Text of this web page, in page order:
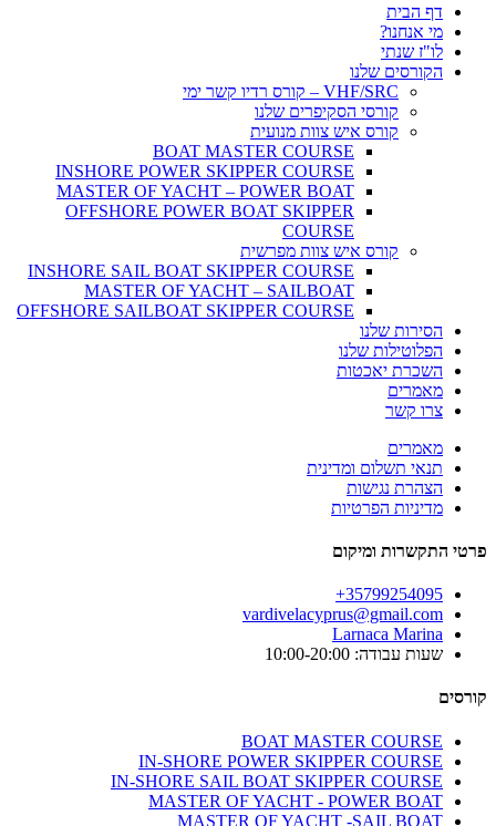
דף הבית
מי אנחנו?
לו"ז שנתי
הקורסים שלנו
VHF/SRC – קורס רדיו קשר ימי
קורסי הסקיפרים שלנו
קורס איש צוות מנועית
BOAT MASTER COURSE
INSHORE POWER SKIPPER COURSE
MASTER OF YACHT – POWER BOAT
OFFSHORE POWER BOAT SKIPPER
COURSE
קורס איש צוות מפרשית
INSHORE SAIL BOAT SKIPPER COURSE
MASTER OF YACHT – SAILBOAT
OFFSHORE SAILBOAT SKIPPER COURSE
הסירות שלנו
הפלוטילות שלנו
השכרת יאכטות
מאמרים
צרו קשר
מאמרים
תנאי תשלום ומדינית
הצהרת נגישות
מדיניות הפרטיות
פרטי התקשרות ומיקום
35799254095+
vardivelacyprus@gmail.com
Larnaca Marina
שעות עבודה: 10:00-20:00
קורסים
BOAT MASTER COURSE
IN-SHORE POWER SKIPPER COURSE
IN-SHORE SAIL BOAT SKIPPER COURSE
MASTER OF YACHT - POWER BOAT
MASTER OF YACHT -SAIL BOAT